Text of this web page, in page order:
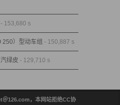
- 153,680 s
250）型动车组 - 150,887 s
绿皮 - 129,710 s
＠126.com，本网站拒绝CC协